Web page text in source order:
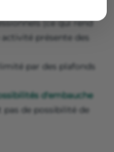
(ce qui rend
présente des
par des plafonds
d'embauche
pas de possibilité de